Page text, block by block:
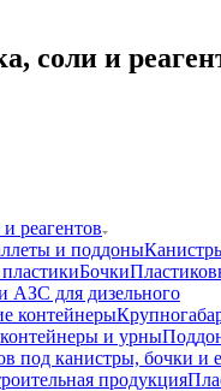
соли и
реагентов
и поддоны
Бочки
АЗС для дизельного
контейнеры
и урны
под канистры, бочки и
продукция